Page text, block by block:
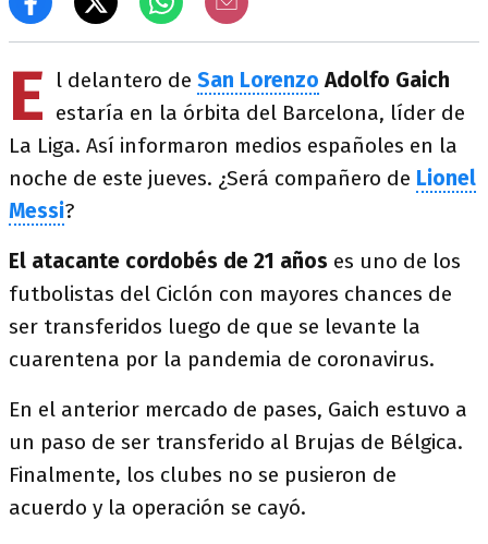
E l delantero de San Lorenzo Adolfo Gaich
estaría en la órbita del Barcelona, líder de
La Liga. Así informaron medios españoles en la
noche de este jueves. ¿Será compañero de Lionel
Messi?
El atacante cordobés de 21 años es uno de los
futbolistas del Ciclón con mayores chances de
ser transferidos luego de que se levante la
cuarentena por la pandemia de coronavirus.
En el anterior mercado de pases, Gaich estuvo a
un paso de ser transferido al Brujas de Bélgica.
Finalmente, los clubes no se pusieron de
acuerdo y la operación se cayó.